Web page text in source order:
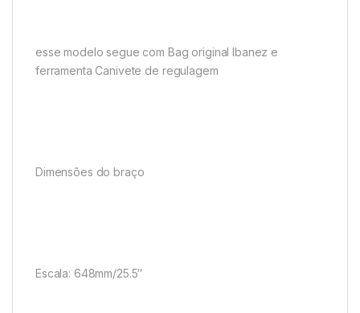
esse modelo segue com Bag original Ibanez e
ferramenta Canivete de regulagem
Dimensões do braço
Escala: 648mm/25.5″